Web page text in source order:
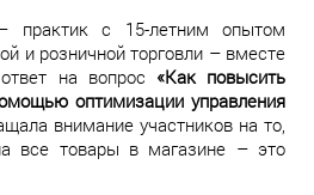
с 15-летним опытом
и розничной торговли – вместе
на вопрос «Как повысить
оптимизации управления
внимание участников на то,
все товары в магазине – это